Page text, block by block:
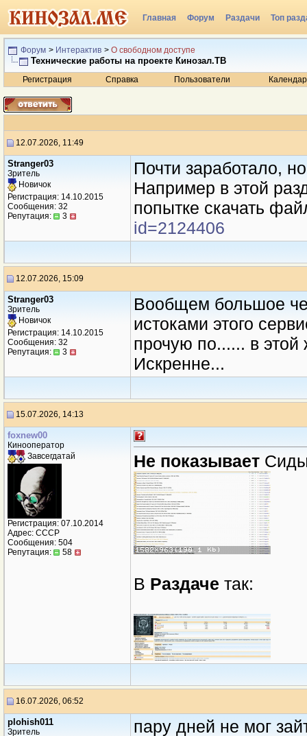
Главная Форум Раздачи Топ
Радио
Форум > Интерактив > О свободном доступе
Технические работы на проекте Кинозал.ТВ
Регистрация Справка Пользователи
12.07.2026, 11:49
Stranger03
Зритель
Новичок
Регистрация: 14.10.2015
Сообщения: 32
Репутация:
3
Почти заработало,
Например в этой
попытке скачать
id=2124406
12.07.2026, 15:09
Stranger03
Зритель
Новичок
Регистрация: 14.10.2015
Сообщения: 32
Репутация:
3
Вообщем большое
истоками этого
прочую по...... в
Искренне...
15.07.2026, 14:13
foxnew00
Кинооператор
Завсегдатай
Регистрация: 07.10.2014
Адрес: СССР
Сообщения: 504
Репутация:
58
Не показывает
В Раздаче так:
16.07.2026, 06:52
plohish011
Зритель
пару дней не мог